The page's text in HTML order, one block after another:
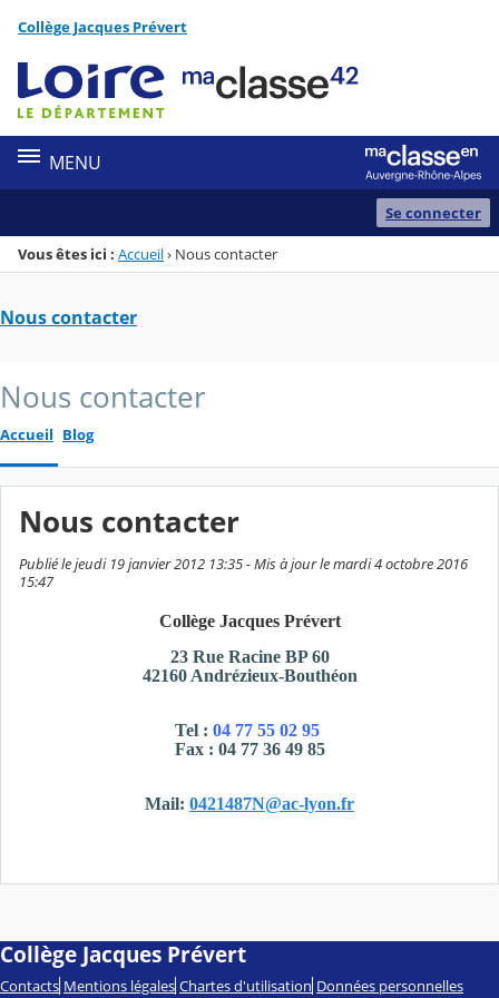
Menu de la rubrique
Contenu
Collège Jacques Prévert
MENU
Se connecter
Vous êtes ici : Accueil› Nous contacter
Nous contacter
Nous contacter
Accueil Blog
Nous contacter
Publié le jeudi 19 janvier 2012 13:35 - Mis à jour le mardi 4 octobre 2016
15:47
Collège Jacques Prévert
23 Rue Racine BP 60
42160 Andrézieux-Bouthéon
Tel : 04 77 55 02 95
Fax : 04 77 36 49 85
Mail: 0421487N@ac-lyon.fr
Collège Jacques Prévert
Contacts Mentions légales Chartes d'utilisation Données personnelles